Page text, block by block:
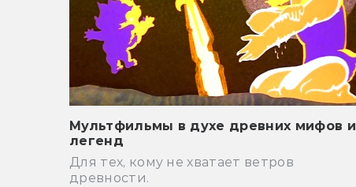
Мультфильмы в духе древних мифов и
легенд
Для тех, кому не хватает ветров
древности.